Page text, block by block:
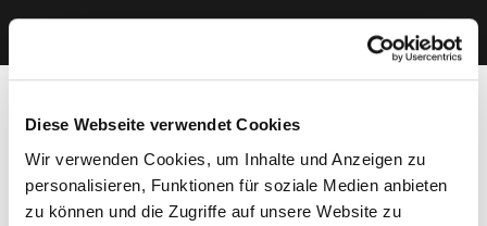
Diese Webseite verwendet Cookies
Wir verwenden Cookies, um Inhalte und Anzeigen zu
personalisieren, Funktionen für soziale Medien anbieten
zu können und die Zugriffe auf unsere Website zu